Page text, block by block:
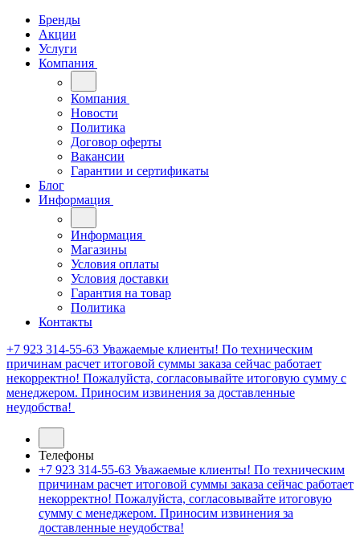
Бренды
Акции
Услуги
Компания
Компания
Новости
Политика
Договор оферты
Вакансии
Гарантии и сертификаты
Блог
Информация
Информация
Магазины
Условия оплаты
Условия доставки
Гарантия на товар
Политика
Контакты
+7 923 314-55-63 Уважаемые клиенты! По техническим
причинам расчет итоговой суммы заказа сейчас работает
некорректно! Пожалуйста, согласовывайте итоговую сумму с
менеджером. Приносим извинения за доставленные
неудобства!
Телефоны
+7 923 314-55-63 Уважаемые клиенты! По техническим
причинам расчет итоговой суммы заказа сейчас работает
некорректно! Пожалуйста, согласовывайте итоговую
сумму с менеджером. Приносим извинения за
доставленные неудобства!